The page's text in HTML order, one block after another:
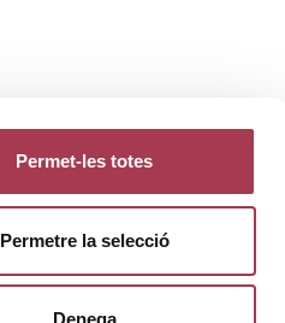
Permet-les totes
Permetre la selecció
Denega